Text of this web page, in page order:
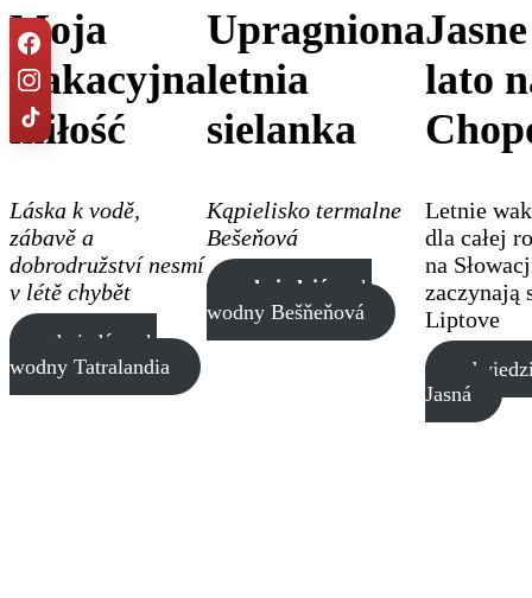
Moja
wakacyjna
miłość
Láska k vodě,
zábavě a
dobrodružství nesmí
v létě chybět
odwiedź park
wodny Tatralandia
Upragniona
letnia
sielanka
Kąpielisko termalne
Bešeňová
odwiedzićpark
wodny Bešňeňová
Jasne
lato
Letnie
dla całej
na
zaczynają
Liptove
Jasná